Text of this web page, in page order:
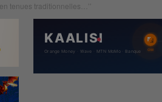
tenues traditionnelles…’’